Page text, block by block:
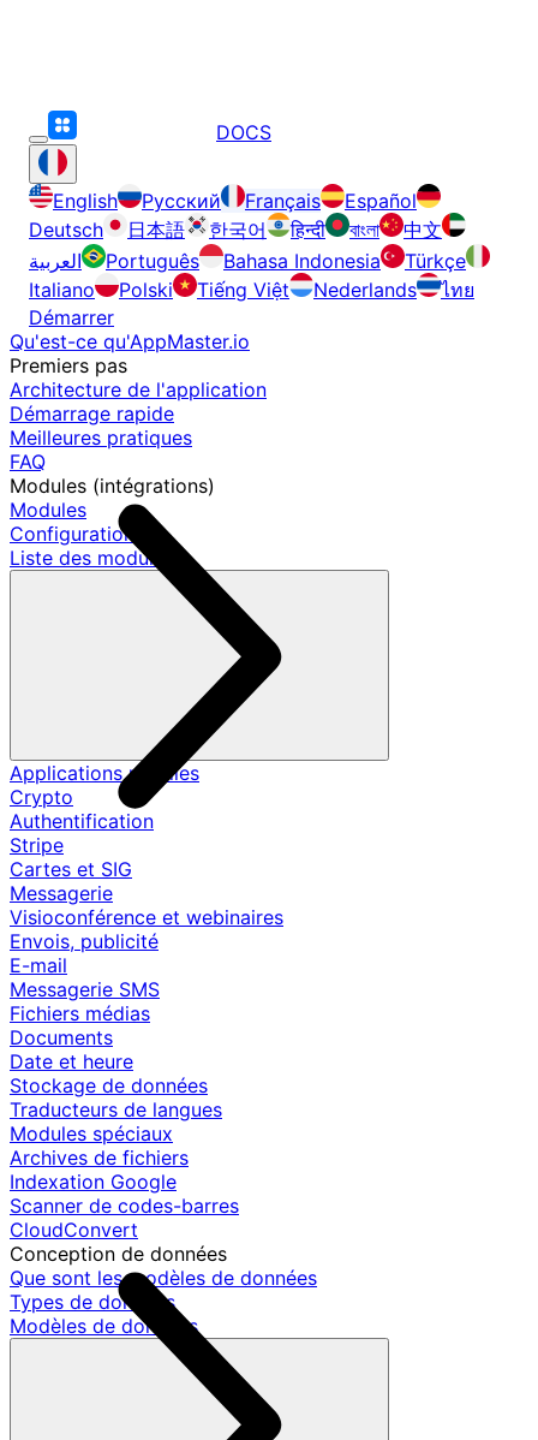
DOCS
English Русский Français
Español
Deutsch
日本語 한국어 हिन्दी বাংলা
中文
العربية
Português Bahasa Indonesia
Türkçe
Italiano
Polski Tiếng Việt Nederlands
ไทย
Démarrer
Qu'est-ce qu'AppMaster.io
Premiers pas
Architecture de l'application
Démarrage rapide
Meilleures pratiques
FAQ
Modules (intégrations)
Modules
Configuration
Liste des modules
Applications mobiles
Crypto
Authentification
Stripe
Cartes et SIG
Messagerie
Visioconférence et webinaires
Envois, publicité
E-mail
Messagerie SMS
Fichiers médias
Documents
Date et heure
Stockage de données
Traducteurs de langues
Modules spéciaux
Archives de fichiers
Indexation Google
Scanner de codes-barres
CloudConvert
Conception de données
Que sont les modèles de données
Types de données
Modèles de données